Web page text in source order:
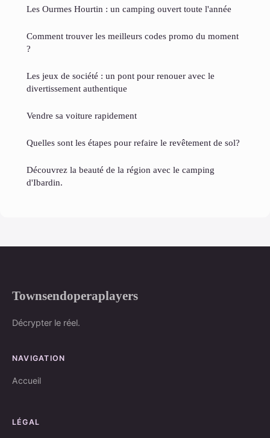
Les Ourmes Hourtin : un camping ouvert toute l'année
Comment trouver les meilleurs codes promo du moment
?
Les jeux de société : un pont pour renouer avec le
divertissement authentique
Vendre sa voiture rapidement
Quelles sont les étapes pour refaire le revêtement de sol?
Découvrez la beauté de la région avec le camping
d'Ibardin.
Townsendoperaplayers
Décrypter le réel.
NAVIGATION
Accueil
LÉGAL